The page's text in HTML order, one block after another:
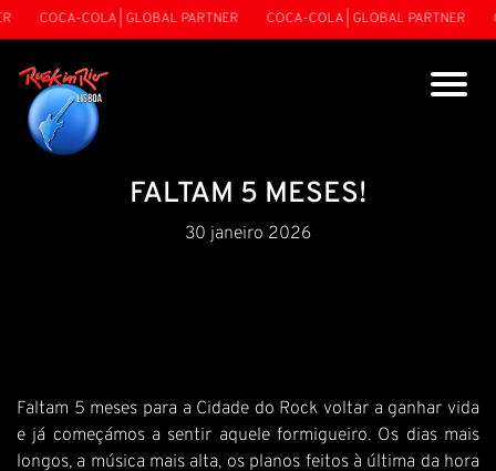
COCA-COLA | GLOBAL PARTNER COCA-COLA | GLOBAL PARTNER
FALTAM 5 MESES!
30 janeiro 2026
Faltam 5 meses para a Cidade do Rock voltar a ganhar vida
e já começámos a sentir aquele formigueiro. Os dias mais
longos, a música mais alta, os planos feitos à última da hora